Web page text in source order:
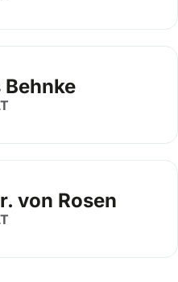
von Rosen